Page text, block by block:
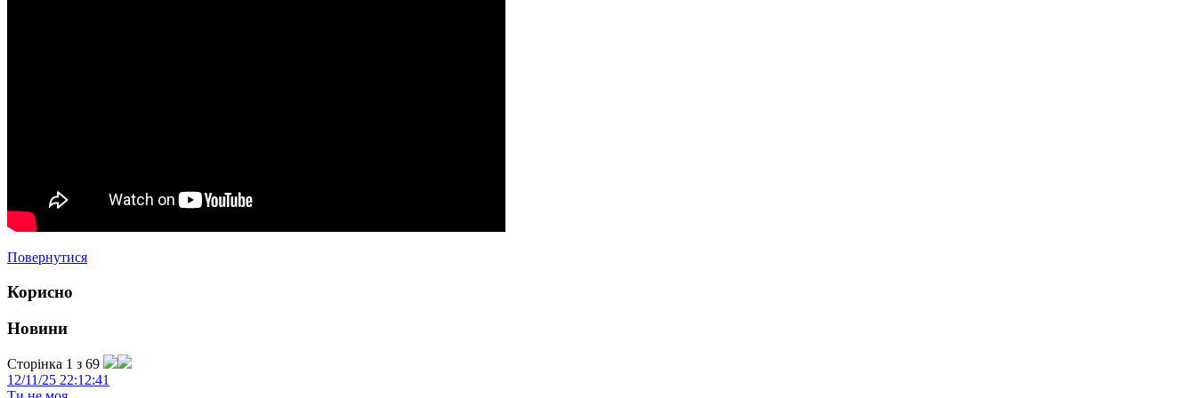
Повернутися
Корисно
Новини
Сторінка 1 з 69
12/11/25 22:12:41